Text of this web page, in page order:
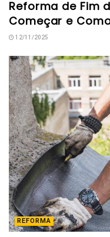
Reforma de Fim
Começar e
12/11/2025
REFORMA